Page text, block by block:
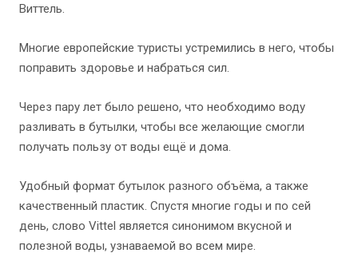
Виттель.
Многие европейские туристы устремились в него, чтобы
поправить здоровье и набраться сил.
Через пару лет было решено, что необходимо воду
разливать в бутылки, чтобы все желающие смогли
получать пользу от воды ещё и дома.
Удобный формат бутылок разного объёма, а также
качественный пластик. Спустя многие годы и по сей
день, слово Vittel является синонимом вкусной и
полезной воды, узнаваемой во всем мире.